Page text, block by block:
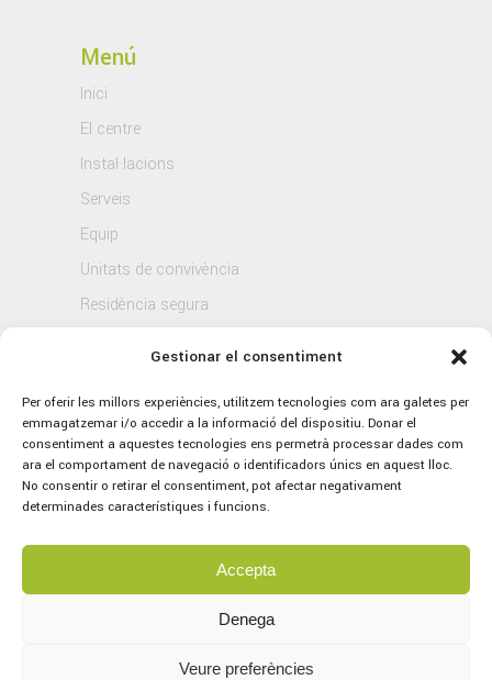
Gestionar el consentiment
Per oferir les millors experiències, utilitzem tecnologies com ara galetes per
emmagatzemar i/o accedir a la informació del dispositiu. Donar el
consentiment a aquestes tecnologies ens permetrà processar dades com
ara el comportament de navegació o identificadors únics en aquest lloc.
No consentir o retirar el consentiment, pot afectar negativament
determinades característiques i funcions.
Accepta
Denega
Veure preferències
Menú
Inici
El centre
Instal·lacions
Serveis
Equip
Unitats de convivència
Residència segura
© 2021 Sagrat Cor, tots els drets reservats.
Política de Privacitat
Concept bymarlon branding